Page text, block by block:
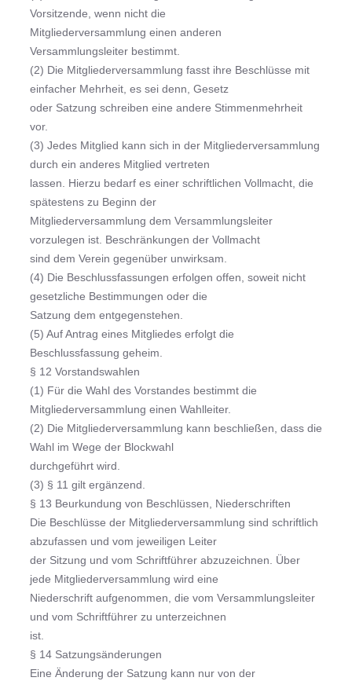
Vorsitzende, wenn nicht die
Mitgliederversammlung einen anderen
Versammlungsleiter bestimmt.
(2) Die Mitgliederversammlung fasst ihre Beschlüsse mit
einfacher Mehrheit, es sei denn, Gesetz
oder Satzung schreiben eine andere Stimmenmehrheit
vor.
(3) Jedes Mitglied kann sich in der Mitgliederversammlung
durch ein anderes Mitglied vertreten
lassen. Hierzu bedarf es einer schriftlichen Vollmacht, die
spätestens zu Beginn der
Mitgliederversammlung dem Versammlungsleiter
vorzulegen ist. Beschränkungen der Vollmacht
sind dem Verein gegenüber unwirksam.
(4) Die Beschlussfassungen erfolgen offen, soweit nicht
gesetzliche Bestimmungen oder die
Satzung dem entgegenstehen.
(5) Auf Antrag eines Mitgliedes erfolgt die
Beschlussfassung geheim.
§ 12 Vorstandswahlen
(1) Für die Wahl des Vorstandes bestimmt die
Mitgliederversammlung einen Wahlleiter.
(2) Die Mitgliederversammlung kann beschließen, dass die
Wahl im Wege der Blockwahl
durchgeführt wird.
(3) § 11 gilt ergänzend.
§ 13 Beurkundung von Beschlüssen, Niederschriften
Die Beschlüsse der Mitgliederversammlung sind schriftlich
abzufassen und vom jeweiligen Leiter
der Sitzung und vom Schriftführer abzuzeichnen. Über
jede Mitgliederversammlung wird eine
Niederschrift aufgenommen, die vom Versammlungsleiter
und vom Schriftführer zu unterzeichnen
ist.
§ 14 Satzungsänderungen
Eine Änderung der Satzung kann nur von der